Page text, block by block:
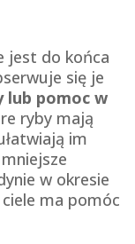
jest do końca
się je
lub pomoc w
ryby mają
im
w okresie
ma pomóc